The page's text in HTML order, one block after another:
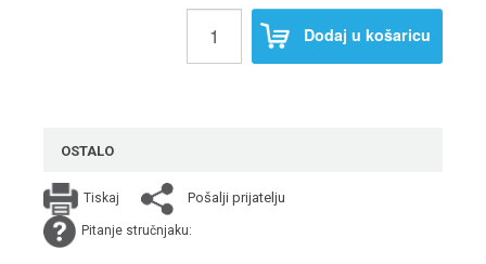
Dodaj u košaricu
OSTALO
Tiskaj Pošalji prijatelju
Pitanje stručnjaku: